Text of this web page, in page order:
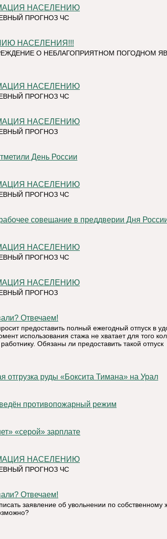
НАСЕЛЕНИЮ
ПРОГНОЗ ЧС
НАСЕЛЕНИЯ!!!
О НЕБЛАГОПРИЯТНОМ ПОГОДНОМ
НАСЕЛЕНИЮ
ПРОГНОЗ ЧС
НАСЕЛЕНИЮ
ПРОГНОЗ
День России
НАСЕЛЕНИЮ
ПРОГНОЗ ЧС
совещание в преддверии Дня
НАСЕЛЕНИЮ
ПРОГНОЗ ЧС
НАСЕЛЕНИЮ
ПРОГНОЗ
Отвечаем!
предоставить полный ежегодный отпуск в
использования стажа не хватает для того
Обязаны ли предоставить такой отпуск
отгрузка руды «Боксита Тимана» на Урал
противопожарный режим
«серой» зарплате
НАСЕЛЕНИЮ
ПРОГНОЗ ЧС
Отвечаем!
заявление об увольнении по собственному